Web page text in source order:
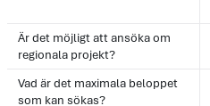
Är det möjligt att ansöka om
regionala projekt?
Vad är det maximala beloppet
som kan sökas?